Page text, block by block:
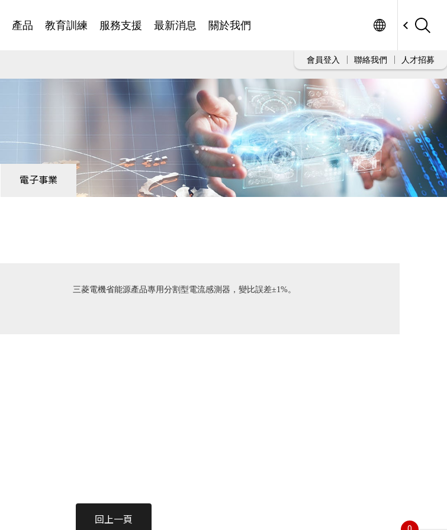
產品 教育訓練 服務支援 最新消息 關於我們
會員登入 聯絡我們 人才招募
電子事業
三菱電機省能源產品專用分割型電流感測器，變比誤差±1%。
回上一頁